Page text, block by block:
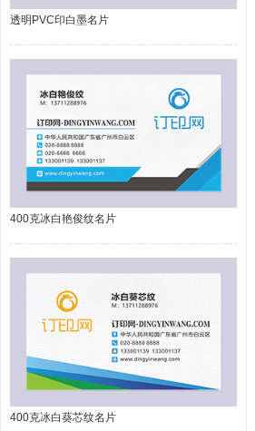
透明PVC印白墨名片
400克冰白艳俊纹名片
400克冰白葵芯纹名片